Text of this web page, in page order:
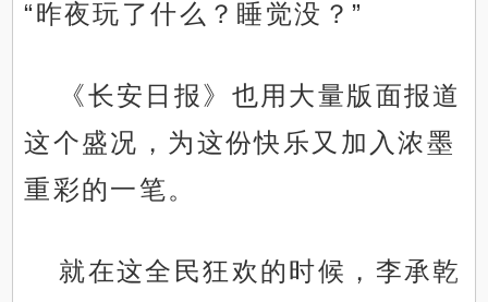
“昨夜玩了什么？睡觉没？”
《长安日报》也用大量版面报道
这个盛况，为这份快乐又加入浓墨
重彩的一笔。
就在这全民狂欢的时候，李承乾